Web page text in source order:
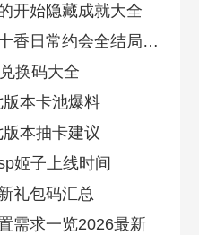
开始隐藏成就大全
约战精灵再临十香日常约会全结局达成攻略
换码大全
本卡池爆料
本抽卡建议
姬子上线时间
礼包码汇总
需求一览2026最新